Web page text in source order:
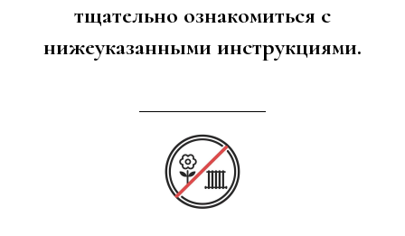
тщательно ознакомиться с
нижеуказанными инструкциями.